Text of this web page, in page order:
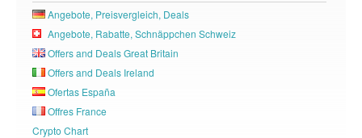
Angebote, Preisvergleich, Deals
Angebote, Rabatte, Schnäppchen Schweiz
Offers and Deals Great Britain
Offers and Deals Ireland
Ofertas España
Offres France
Crypto Chart